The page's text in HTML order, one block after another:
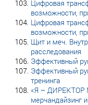
Цифровая
возможности,
Цифровая
возможности,
Щит и меч.
расследования
Эффективный
Эффективный
тренинга
«Я – ДИРЕКТОР
мерчандайзинг